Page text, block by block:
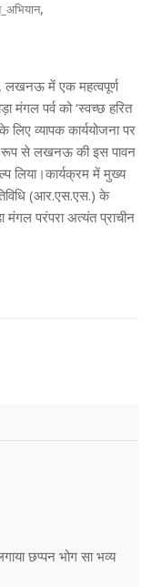
,
लखनऊ में एक महत्वपूर्ण
पर्व को ‘स्वच्छ हरित
व्यापक कार्ययोजना पर
रूप से लखनऊ की इस पावन
लिया।कार्यक्रम में मुख्य
(आर.एस.एस.) के
परंपरा अत्यंत प्राचीन
छप्पन भोग सा भव्य